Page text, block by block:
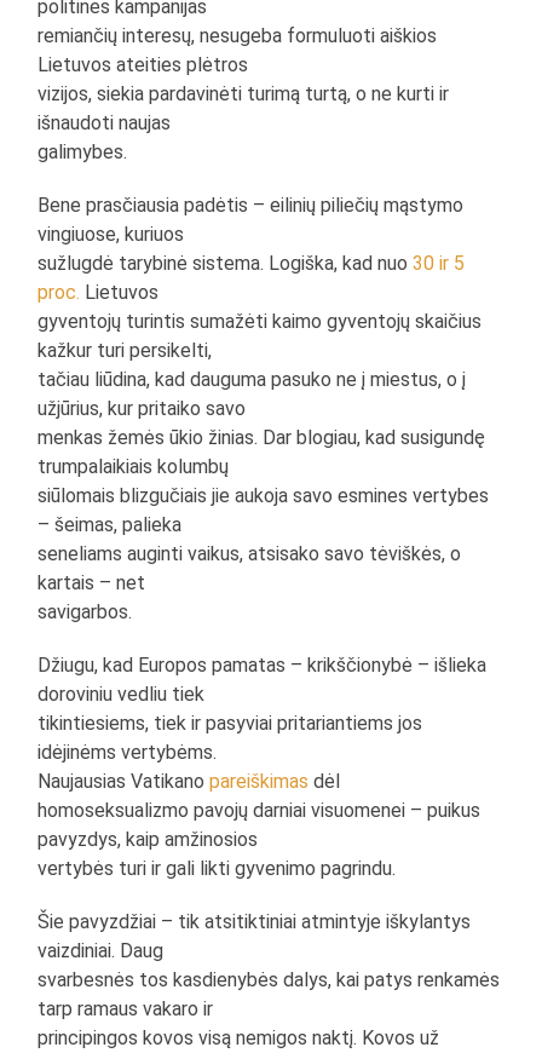
politines kampanijas
remiančių interesų, nesugeba formuluoti aiškios
Lietuvos ateities plėtros
vizijos, siekia pardavinėti turimą turtą, o ne kurti ir
išnaudoti naujas
galimybes.
Bene prasčiausia padėtis – eilinių piliečių mąstymo
vingiuose, kuriuos
sužlugdė tarybinė sistema. Logiška, kad nuo30 ir 5
proc. Lietuvos
gyventojų turintis sumažėti kaimo gyventojų skaičius
kažkur turi persikelti,
tačiau liūdina, kad dauguma pasuko ne į miestus, o į
užjūrius, kur pritaiko savo
menkas žemės ūkio žinias. Dar blogiau, kad susigundę
trumpalaikiais kolumbų
siūlomais blizgučiais jie aukoja savo esmines vertybes
– šeimas, palieka
seneliams auginti vaikus, atsisako savo tėviškės, o
kartais – net
savigarbos.
Džiugu, kad Europos pamatas – krikščionybė – išlieka
doroviniu vedliu tiek
tikintiesiems, tiek ir pasyviai pritariantiems jos
idėjinėms vertybėms.
Naujausias Vatikanopareiškimas dėl
homoseksualizmo pavojų darniai visuomenei – puikus
pavyzdys, kaip amžinosios
vertybės turi ir gali likti gyvenimo pagrindu.
Šie pavyzdžiai – tik atsitiktiniai atmintyje iškylantys
vaizdiniai. Daug
svarbesnės tos kasdienybės dalys, kai patys renkamės
tarp ramaus vakaro ir
principingos kovos visą nemigos naktį. Kovos už